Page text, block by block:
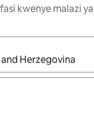
kwenye malazi
vinjari